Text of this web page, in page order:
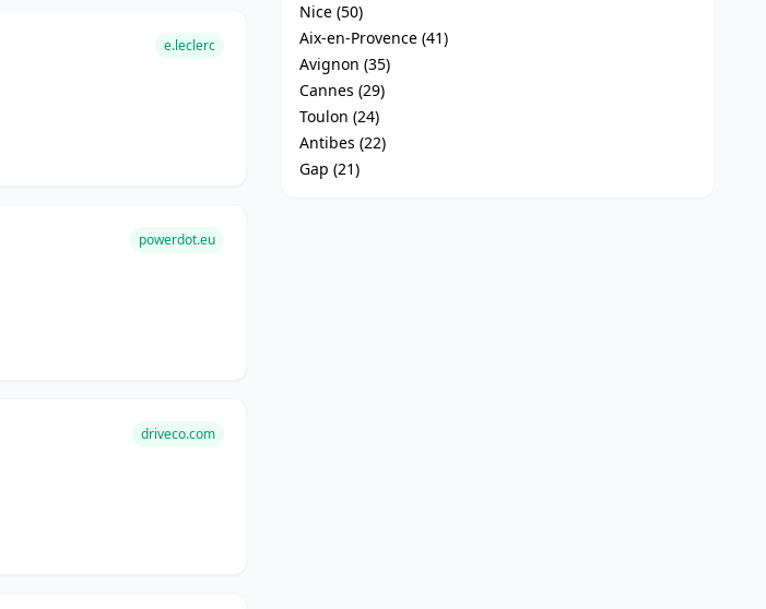
e.leclerc
powerdot.eu
driveco.com
Nice (50)
Aix-en-Provence (41)
Avignon (35)
Cannes (29)
Toulon (24)
Antibes (22)
Gap (21)